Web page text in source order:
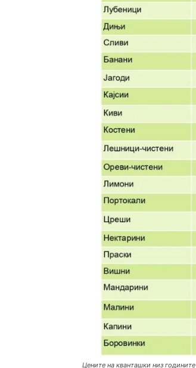
Цените на кванташки низ годините